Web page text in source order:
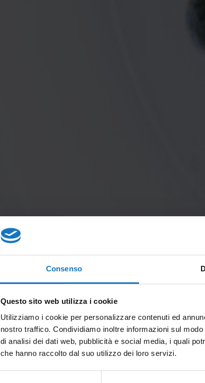
Consenso
Questo sito web utilizza i cookie
Utilizziamo i cookie per personalizzare contenuti ed
nostro traffico. Condividiamo inoltre informazioni sul
di analisi dei dati web, pubblicità e social media, i quali
che hanno raccolto dal suo utilizzo dei loro servizi.